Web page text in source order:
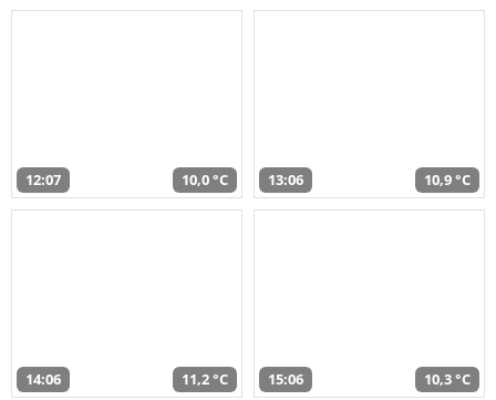
12:07 10,0 °C 13:06 10,9 °C
14:06 11,2 °C 15:06 10,3 °C